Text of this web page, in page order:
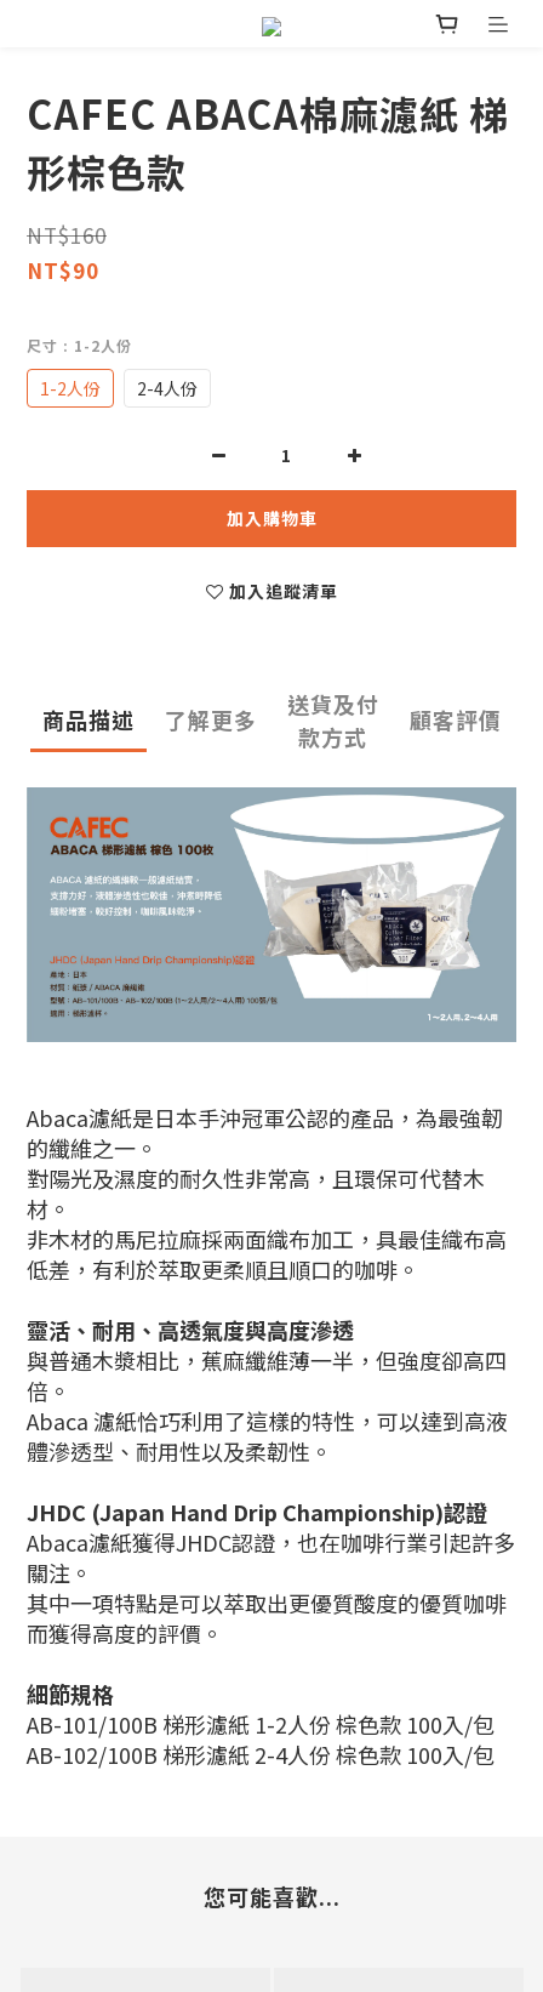
CAFEC ABACA棉麻濾紙 梯
形棕色款
NT$160
NT$90
尺寸 : 1-2人份
1-2人份 2-4人份
加入購物車
加入追蹤清單
商品描述 了解更多
送貨及付
款方式
顧客評價
Abaca濾紙是日本手沖冠軍公認的產品，為最強韌
的纖維之一。
對陽光及濕度的耐久性非常高，且環保可代替木
材。
非木材的馬尼拉麻採兩面織布加工，具最佳織布高
低差，有利於萃取更柔順且順口的咖啡。
靈活、耐用、高透氣度與高度滲透
與普通木漿相比，蕉麻纖維薄一半，但強度卻高四
倍。
Abaca 濾紙恰巧利用了這樣的特性，可以達到高液
體滲透型、耐用性以及柔韌性。
JHDC (Japan Hand Drip Championship)認證
Abaca濾紙獲得JHDC認證，也在咖啡行業引起許多
關注。
其中一項特點是可以萃取出更優質酸度的優質咖啡
而獲得高度的評價。
細節規格
AB-101/100B 梯形濾紙 1-2人份 棕色款 100入/包
AB-102/100B 梯形濾紙 2-4人份棕色款 100入/包
您可能喜歡...